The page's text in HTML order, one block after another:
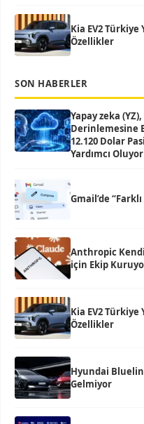
Kia EV2
Özellikler
SON HABERLER
Yapay zeka
Derinlemesine
12.120 Dolar
Yardımcı Oluyor
Gmail’de
Anthropic
için Ekip
Kia EV2
Özellikler
Hyundai
Gelmiyor